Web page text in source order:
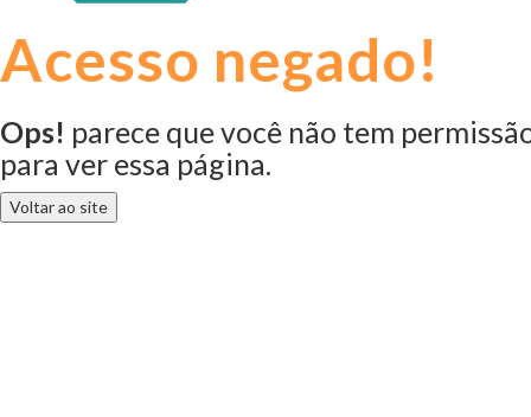
Acesso negado!
Ops! parece que você não tem
para ver essa página.
Voltar ao site